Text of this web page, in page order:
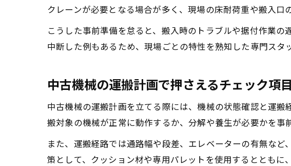
クレーンが必要となる場合が多く、現場の床耐荷重や搬入口
こうした事前準備を怠ると、搬入時のトラブルや据付作業
中断した例もあるため、現場ごとの特性を熟知した専門スタ
中古機械の運搬計画で押さえるチェック項目
中古機械の運搬計画を立てる際には、機械の状態確認と運
搬対象の機械が正常に動作するか、分解や養生が必要かを事
また、運搬経路では通路幅や段差、エレベーターの有無な
策として、クッション材や専用パレットを使用するとともに